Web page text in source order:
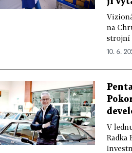
na
strojní
10. 6.
V
Radka